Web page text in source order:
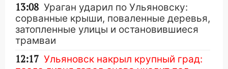
13:08 Ураган ударил по Ульяновску:
сорванные крыши, поваленные деревья,
затопленные улицы и остановившиеся
трамваи
12:17 Ульяновск накрыл крупный град: